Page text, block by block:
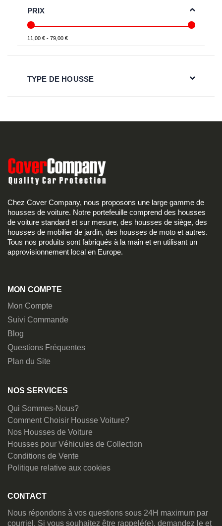
PRIX
11,00 € - 79,00 €
TYPE DE HOUSSE
Chez Cover Company, nous proposons une large gamme de
housses de voiture. Notre portefeuille comprend des housses
de voiture standard et sur mesure, des housses de siège, des
housses de mobilier de jardin, des housses de moto et autres.
Tous nos produits sont fabriqués à la main et en utilisant un
approvisionnement local en Europe.
MON COMPTE
Mon Compte
Suivi Commande
Blog
Questions Fréquentes
Plan du Site
NOS SERVICES
Qui Sommes-Nous?
Comment Choisir Housse Voiture?
Nos Housses de Voiture
Housses pour Véhicules de Collection
Conditions de Vente
Politique relative aux cookies
CONTACT
Nous répondons à vos questions sous 24H maximum par
courriel. Si vous souhaitez être rappelé(e), demandez le et